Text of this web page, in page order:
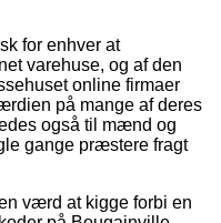
for enhver at
varehuse, og af den
online firmaer
på mange af deres
også til mænd og
gange præstere fragt
værd at kigge forbi en